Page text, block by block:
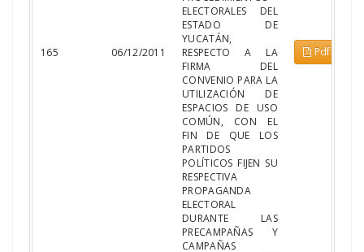
165 06/12/2011
ELECTORALES DEL
ESTADO DE
YUCATÁN,
RESPECTO A LA
FIRMA DEL
CONVENIO PARA LA
UTILIZACIÓN DE
ESPACIOS DE USO
COMÚN, CON EL
FIN DE QUE LOS
PARTIDOS
POLÍTICOS FIJEN SU
RESPECTIVA
PROPAGANDA
ELECTORAL
DURANTE LAS
PRECAMPAÑAS Y
CAMPAÑAS
Pdf